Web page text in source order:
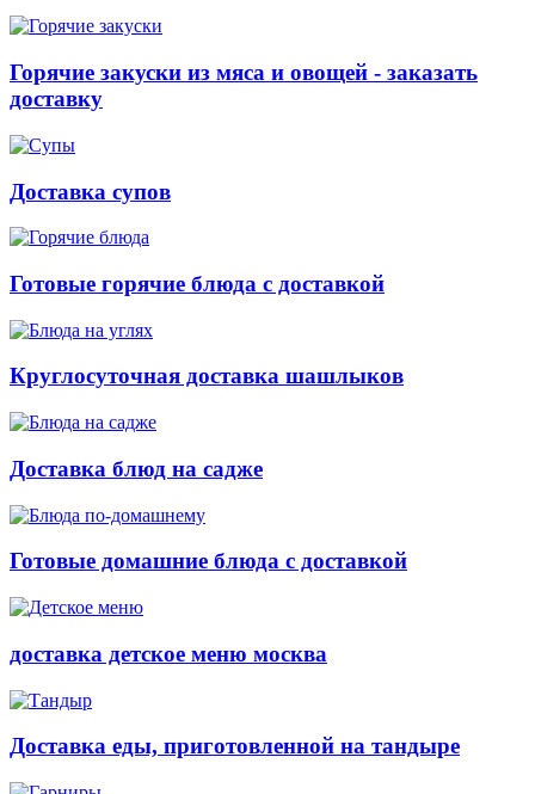
Горячие закуски из мяса и овощей - заказать
доставку
Доставка супов
Готовые горячие блюда с доставкой
Круглосуточная доставка шашлыков
Доставка блюд на садже
Готовые домашние блюда с доставкой
доставка детское меню москва
Доставка еды, приготовленной на тандыре